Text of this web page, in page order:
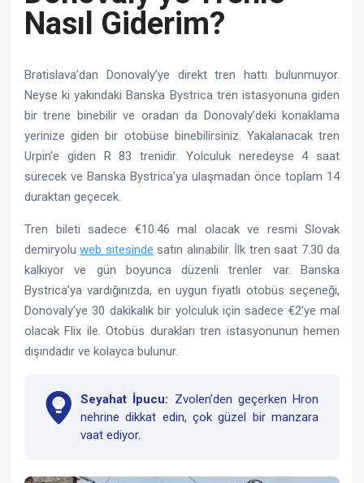
Nasıl Giderim?
Bratislava’dan Donovaly’ye direkt tren hattı bulunmuyor.
Neyse ki yakındaki Banska Bystrica tren istasyonuna giden
bir trene binebilir ve oradan da Donovaly’deki konaklama
yerinize giden bir otobüse binebilirsiniz. Yakalanacak tren
Urpin’e giden R 83 trenidir. Yolculuk neredeyse 4 saat
sürecek ve Banska Bystrica’ya ulaşmadan önce toplam 14
duraktan geçecek.
Tren bileti sadece €10.46 mal olacak ve resmi Slovak
demiryoluweb sitesinde satın alınabilir. İlk tren saat 7.30 da
kalkıyor ve gün boyunca düzenli trenler var. Banska
Bystrica’ya vardığınızda, en uygun fiyatlı otobüs seçeneği,
Donovaly’ye 30 dakikalık bir yolculuk için sadece €2’ye mal
olacak Flix ile. Otobüs durakları tren istasyonunun hemen
dışındadır ve kolayca bulunur.
Seyahat İpucu: Zvolen’den geçerken Hron
nehrine dikkat edin, çok güzel bir manzara
vaat ediyor.